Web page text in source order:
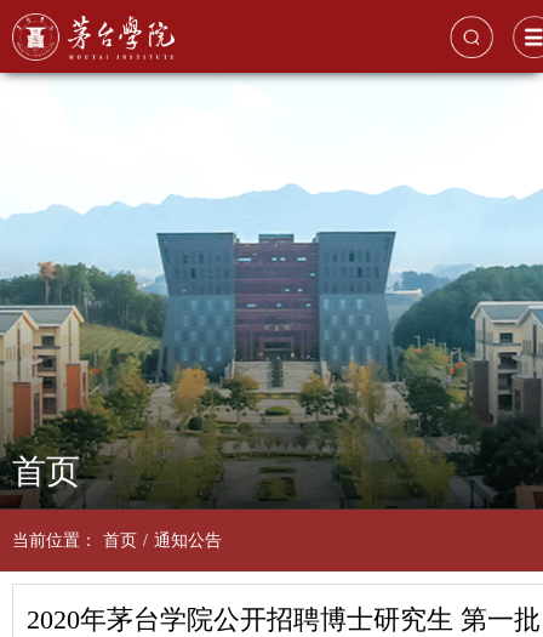
首页
当前位置： 首页 / 通知公告
2020年茅台学院公开招聘博士研究生 第一批